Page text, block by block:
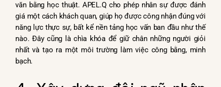
văn bằng học thuật. APEL.Q cho phép nhân sự được đánh
giá một cách khách quan, giúp họ được công nhận đúng với
năng lực thực sự, bất kể nền tảng học vấn ban đầu như thế
nào. Đây cũng là chìa khóa để giữ chân những người giỏi
nhất và tạo ra một môi trường làm việc công bằng, minh
bạch.